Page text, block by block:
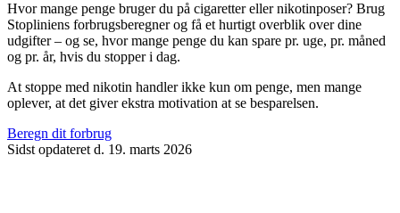
Hvor mange penge bruger du på cigaretter eller nikotinposer? Brug
Stopliniens forbrugsberegner og få et hurtigt overblik over dine
udgifter – og se, hvor mange penge du kan spare pr. uge, pr. måned
og pr. år, hvis du stopper i dag.
At stoppe med nikotin handler ikke kun om penge, men mange
oplever, at det giver ekstra motivation at se besparelsen.
Beregn dit forbrug
Sidst opdateret d. 19. marts 2026